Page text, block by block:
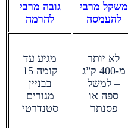
משקל מרבי
להעמסה
גובה מרבי
להרמה
לא יותר
מ-400 ק”ג
– למשל
ספה או
פסנתר
מגיע עד
קומה 15
בבניין
מגורים
סטנדרטי